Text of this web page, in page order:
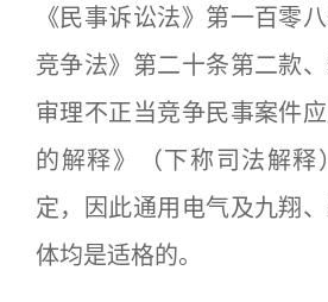
《民事诉讼法》第一百零
竞争法》第二十条第二款
审理不正当竞争民事案件
的解释》（下称司法解释
定，因此通用电气及九翔
体均是适格的。